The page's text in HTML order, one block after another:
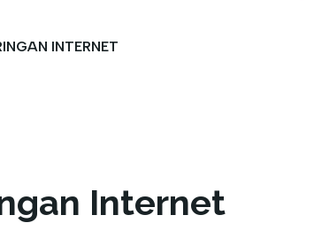
INTERNET
Internet